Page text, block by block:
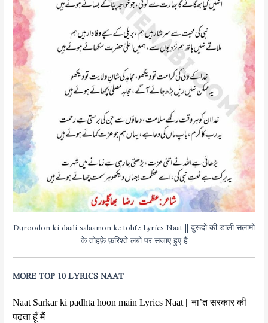
Duroodon ki daali salaamon ke tohfe Lyrics Naat || दुरूदों की डाली सलामों
के तोहफ़े फ़रिश्ते लबों पर सजाए हुए हैं
MORE TOP 10 LYRICS NAAT
Naat Sarkar ki padhta hoon main Lyrics Naat || ना’त सरकार की
पढ़ता हूँ मैं